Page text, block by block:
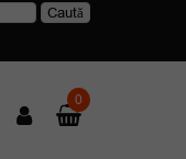
Caută
0